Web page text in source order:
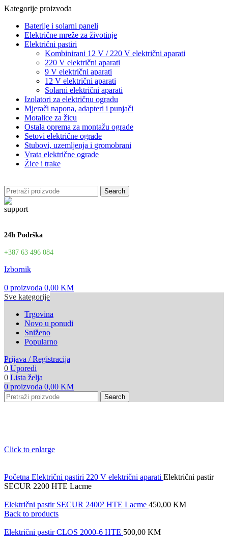
Kategorije proizvoda
Baterije i solarni paneli
Električne mreže za životinje
Električni pastiri
Kombinirani 12 V / 220 V električni aparati
220 V električni aparati
9 V električni aparati
12 V električni aparati
Solarni električni aparati
Izolatori za električnu ogradu
Mjerači napona, adapteri i punjači
Motalice za žicu
Ostala oprema za montažu ograde
Setovi električne ograde
Stubovi, uzemljenja i gromobrani
Vrata električne ograde
Žice i trake
Search
24h Podrška
+387 63 496 084
Izbornik
0 proizvoda 0,00 KM
Sve kategorije
Trgovina
Novo u ponudi
Sniženo
Popularno
Prijava / Registracija
0 Uporedi
0 Lista želja
0 proizvoda 0,00 KM
Search
Click to enlarge
Početna Električni pastiri 220 V električni aparati Električni pastir
SECUR 2200 HTE Lacme
Električni pastir SECUR 2400² HTE Lacme 450,00 KM
Back to products
Električni pastir CLOS 2000-6 HTE 500,00 KM